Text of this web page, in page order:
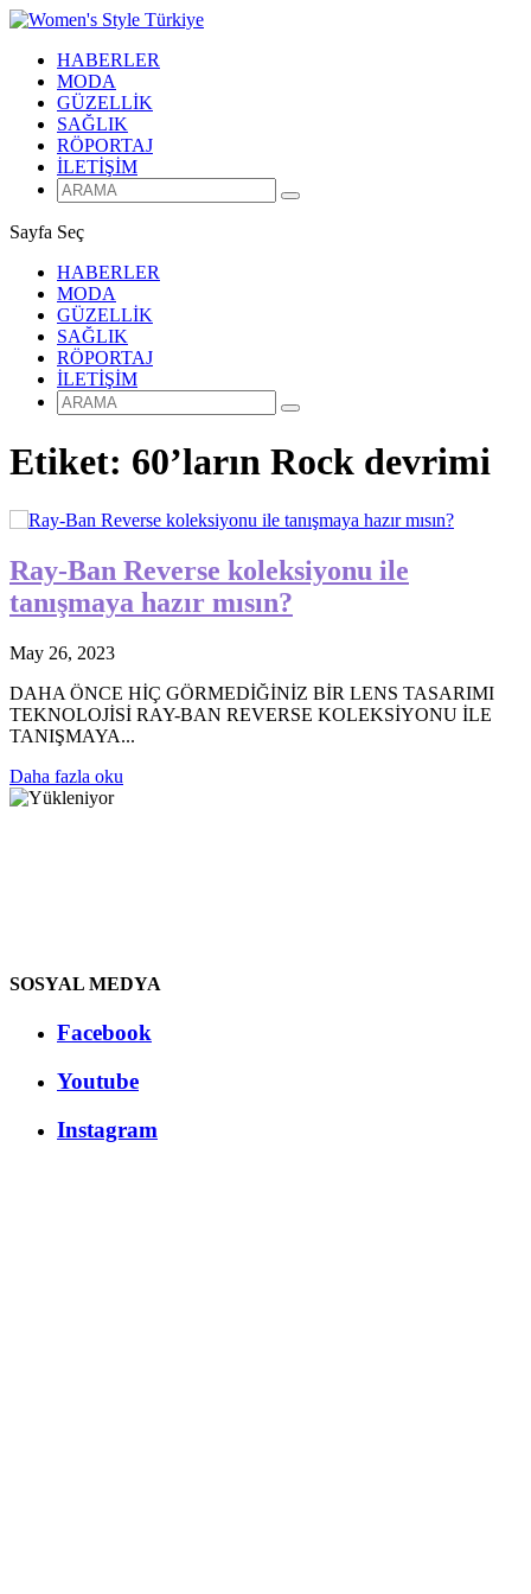
HABERLER
MODA
GÜZELLİK
SAĞLIK
RÖPORTAJ
İLETİŞİM
Sayfa Seç
HABERLER
MODA
GÜZELLİK
SAĞLIK
RÖPORTAJ
İLETİŞİM
Etiket: 60’ların Rock devrimi
Ray-Ban Reverse koleksiyonu ile
tanışmaya hazır mısın?
May 26, 2023
DAHA ÖNCE HİÇ GÖRMEDİĞİNİZ BİR LENS TASARIMI
TEKNOLOJİSİ RAY-BAN REVERSE KOLEKSİYONU İLE
TANIŞMAYA...
Daha fazla oku
SOSYAL MEDYA
Facebook
Youtube
Instagram